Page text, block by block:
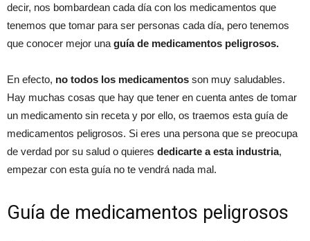
decir, nos bombardean cada día con los medicamentos que
tenemos que tomar para ser personas cada día, pero tenemos
que conocer mejor una guía de medicamentos peligrosos.
En efecto, no todos los medicamentos son muy saludables.
Hay muchas cosas que hay que tener en cuenta antes de tomar
un medicamento sin receta y por ello, os traemos esta guía de
medicamentos peligrosos. Si eres una persona que se preocupa
de verdad por su salud o quieres dedicarte a esta industria,
empezar con esta guía no te vendrá nada mal.
Guía de medicamentos peligrosos